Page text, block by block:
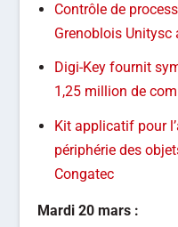
Contrôle de
Grenoblois Unitysc
Digi-Key fournit
1,25 million de
Kit applicatif pour
périphérie des
Congatec
Mardi 20 mars :